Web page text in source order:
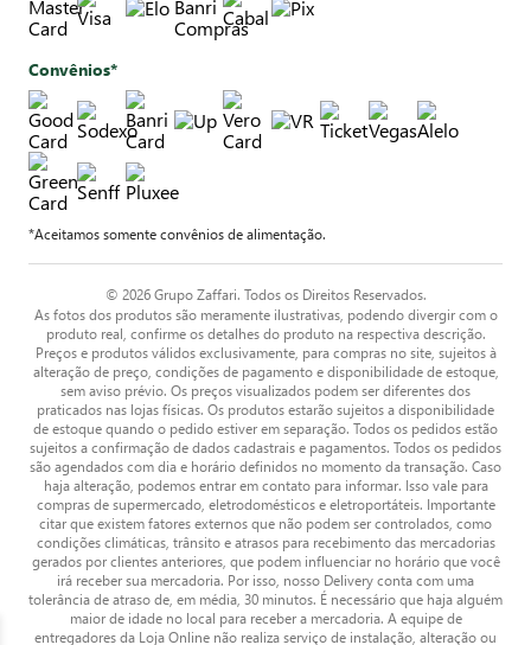
Convênios*
*Aceitamos somente convênios de alimentação.
© 2026 Grupo Zaffari. Todos os Direitos Reservados.
As fotos dos produtos são meramente ilustrativas, podendo divergir com o
produto real, confirme os detalhes do produto na respectiva descrição.
Preços e produtos válidos exclusivamente, para compras no site, sujeitos à
alteração de preço, condições de pagamento e disponibilidade de estoque,
sem aviso prévio. Os preços visualizados podem ser diferentes dos
praticados nas lojas físicas. Os produtos estarão sujeitos a disponibilidade
de estoque quando o pedido estiver em separação. Todos os pedidos estão
sujeitos a confirmação de dados cadastrais e pagamentos. Todos os pedidos
são agendados com dia e horário definidos no momento da transação. Caso
haja alteração, podemos entrar em contato para informar. Isso vale para
compras de supermercado, eletrodomésticos e eletroportáteis. Importante
citar que existem fatores externos que não podem ser controlados, como
condições climáticas, trânsito e atrasos para recebimento das mercadorias
gerados por clientes anteriores, que podem influenciar no horário que você
irá receber sua mercadoria. Por isso, nosso Delivery conta com uma
tolerância de atraso de, em média, 30 minutos. É necessário que haja alguém
maior de idade no local para receber a mercadoria. A equipe de
entregadores da Loja Online não realiza serviço de instalação, alteração ou